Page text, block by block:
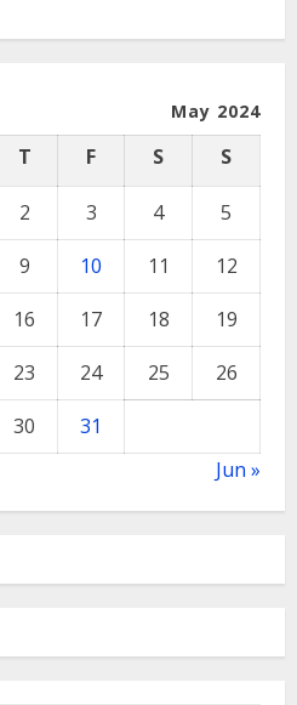
May 2024
T F S S
2 3 4
5
9 10 11
12
16 17 18
19
23 24 25
26
30
31
Jun »